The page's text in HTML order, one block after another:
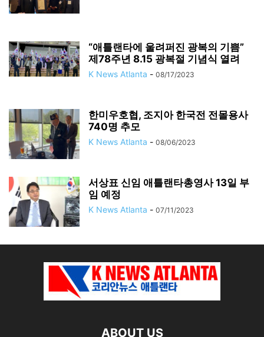
“애틀랜타에 울려퍼진 광복의 기쁨”
제78주년 8.15 광복절 기념식 열려
K News Atlanta - 08/17/2023
한미우호협, 조지아 한국전 전몰용사
740명 추모
K News Atlanta - 08/06/2023
서상표 신임 애틀랜타총영사 13일 부
임 예정
K News Atlanta - 07/11/2023
ABOUT US